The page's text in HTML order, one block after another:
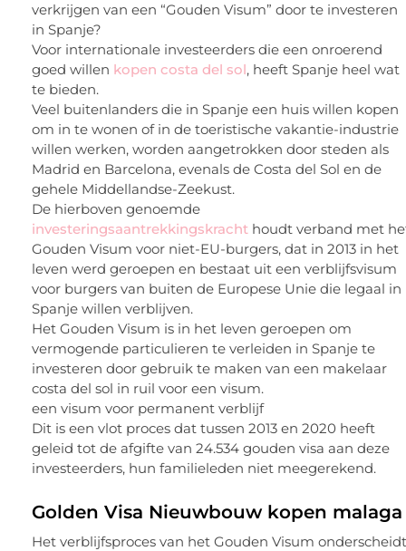
verkrijgen van een “Gouden Visum” door te investeren
in Spanje?
Voor internationale investeerders die een onroerend
goed willen kopen costa del sol, heeft Spanje heel wat
te bieden.
Veel buitenlanders die in Spanje een huis willen kopen
om in te wonen of in de toeristische vakantie-industrie
willen werken, worden aangetrokken door steden als
Madrid en Barcelona, evenals de Costa del Sol en de
gehele Middellandse-Zeekust.
De hierboven genoemde
investeringsaantrekkingskracht houdt verband met
Gouden Visum voor niet-EU-burgers, dat in 2013 in het
leven werd geroepen en bestaat uit een verblijfsvisum
voor burgers van buiten de Europese Unie die legaal in
Spanje willen verblijven.
Het Gouden Visum is in het leven geroepen om
vermogende particulieren te verleiden in Spanje te
investeren door gebruik te maken van een makelaar
costa del sol in ruil voor een visum.
een visum voor permanent verblijf
Dit is een vlot proces dat tussen 2013 en 2020 heeft
geleid tot de afgifte van 24.534 gouden visa aan deze
investeerders, hun familieleden niet meegerekend.
Golden Visa Nieuwbouw kopen malaga
Het verblijfsproces van het Gouden Visum